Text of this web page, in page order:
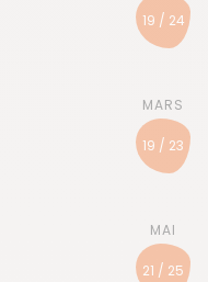
19 / 24
19 / 23
21 / 25